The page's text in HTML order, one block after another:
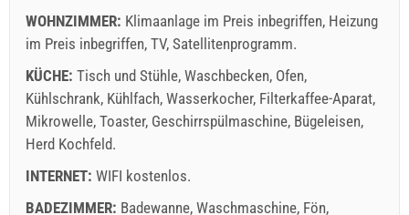
Lieferbedingungen des Lieferanten
Buchen Sie und warten auf Bestätigung
Wenn Sie nicht sofort buchen möchten und weitere Fragen
"Anfrage senden".
WOHNZIMMER: Klimaanlage im Preis inbegriffen, Heizung
im Preis inbegriffen, TV, Satellitenprogramm.
KÜCHE: Tisch und Stühle, Waschbecken, Ofen,
Kühlschrank, Kühlfach, Wasserkocher, Filterkaffee-Aparat,
Mikrowelle, Toaster, Geschirrspülmaschine, Bügeleisen,
Herd Kochfeld.
INTERNET: WIFI kostenlos.
BADEZIMMER: Badewanne, Waschmaschine, Fön,